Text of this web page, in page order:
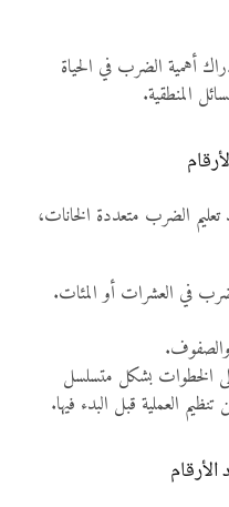
أهمية الضرب في الحياة
المنطقية.
تعليم الضرب متعددة الخانات،
في العشرات أو المئات.
والصفوف.
الخطوات بشكل متسلسل
العملية قبل البدء فيها.